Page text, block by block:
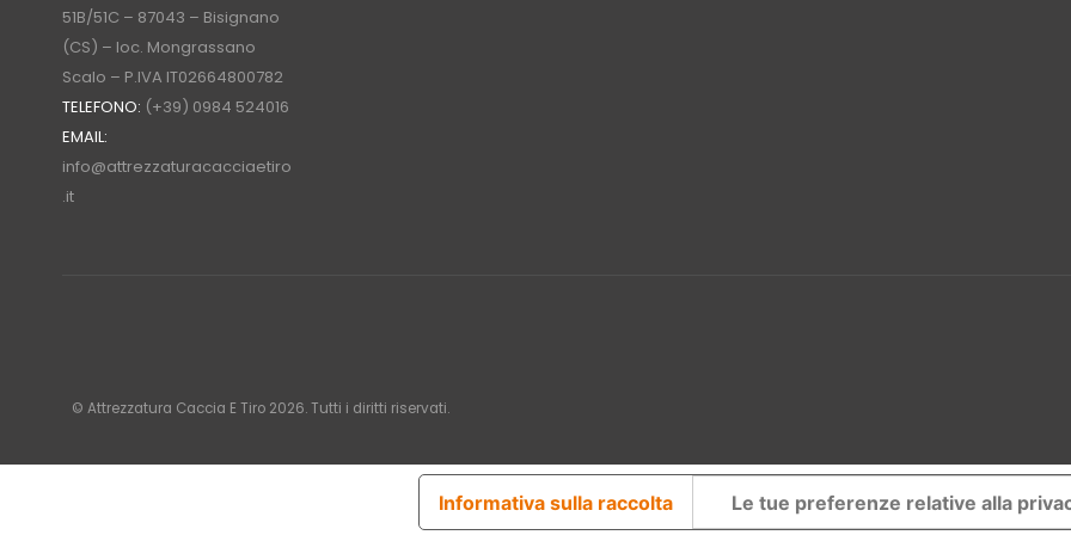
51B/51C – 87043 – Bisignano
(CS) – loc. Mongrassano
Scalo – P.IVA IT02664800782
TELEFONO: (+39) 0984 524016
EMAIL:
info@attrezzaturacacciaetiro
.it
© Attrezzatura Caccia E Tiro 2026. Tutti i diritti riservati.
Informativa sulla raccolta Le tue preferenze relative alla